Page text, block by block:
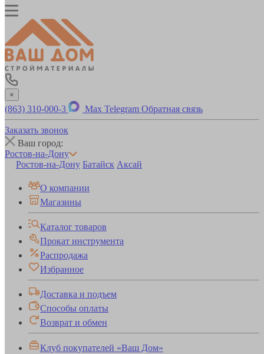
×
(863) 310-000-3 Max Telegram Обратная связь
Заказать звонок
Ваш город:
Ростов-на-Дону
Ростов-на-Дону Батайск Аксай
О компании
Магазины
Каталог товаров
Прокат инструмента
Распродажа
Избранное
Доставка и подъем
Способы оплаты
Возврат и обмен
Клуб покупателей «Ваш Дом»